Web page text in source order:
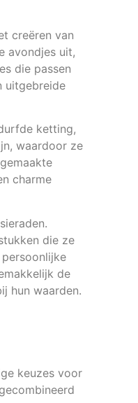
creëren van
avondjes uit,
die passen
uitgebreide
ketting,
waardoor ze
charme
die ze
de
hun waarden.
keuzes voor